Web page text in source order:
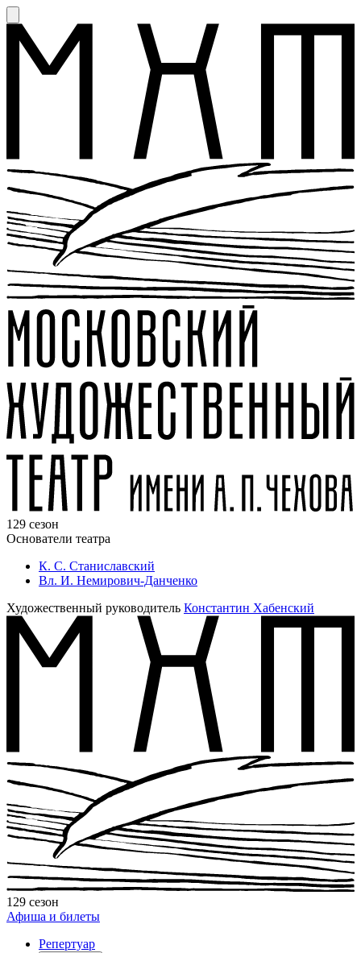
129 сезон
Основатели театра
К. С. Станиславский
Вл. И. Немирович-Данченко
Художественный руководитель Константин Хабенский
129 сезон
Афиша и билеты
Репертуар